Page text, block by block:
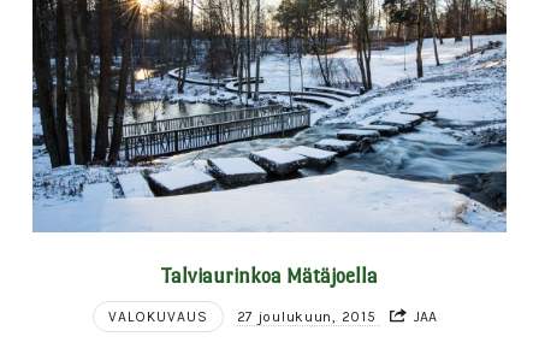
Talviaurinkoa Mätäjoella
VALOKUVAUS 27 joulukuun, 2015 JAA